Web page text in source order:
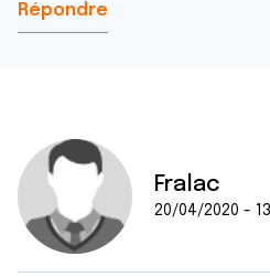
Répondre
Fralac
20/04/2020 -